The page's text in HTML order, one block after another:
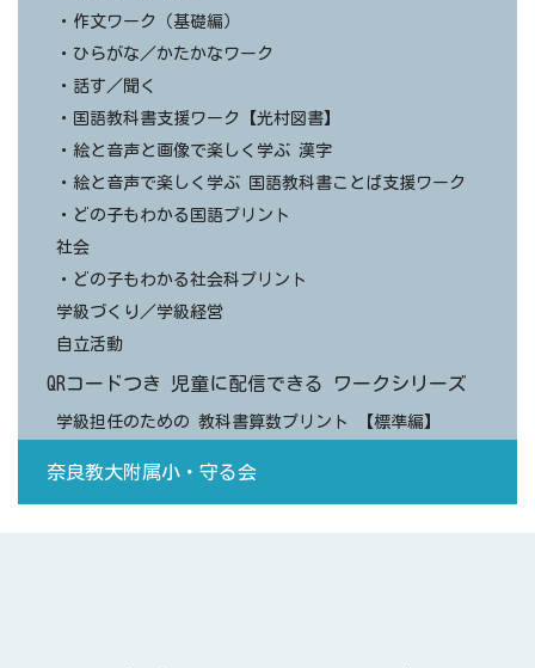
・作文ワーク（基礎編）
・ひらがな／かたかなワーク
・話す／聞く
・国語教科書支援ワーク【光村図書】
・絵と音声と画像で楽しく学ぶ 漢字
・絵と音声で楽しく学ぶ 国語教科書ことば支援ワーク
・どの子もわかる国語プリント
社会
・どの子もわかる社会科プリント
学級づくり／学級経営
自立活動
QRコードつき 児童に配信できる ワークシリーズ
学級担任のための 教科書算数プリント 【標準編】
奈良教大附属小・守る会